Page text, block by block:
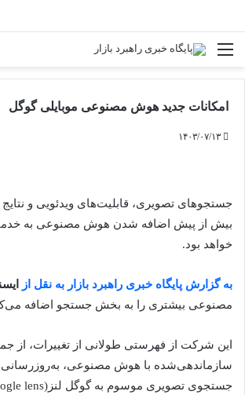
منو
امکانات جدید هوش مصنوعی موبایلی گوگل
۱۴۰۳/۰۷/۱۳
جستجوهای تصویری، قابلیت‌های ویدئویی و نتایج
بیش از پیش اضافه شدن هوش مصنوعی به
خواهد بود.
به گزارش پایگاه خبری راهبرد بازار به نقل از
مصنوعی بیشتری را به بخش جستجو اضافه
این شرکت از فهرستی طولانی از تغییرات، از
سازماندهی‌شده با هوش مصنوعی،